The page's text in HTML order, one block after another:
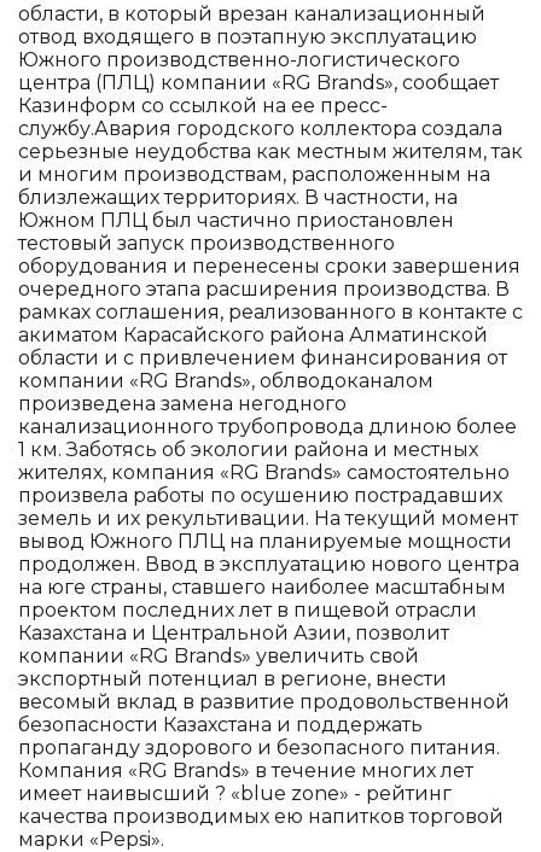
области, в который врезан канализационный
отвод входящего в поэтапную эксплуатацию
Южного производственно-логистического
центра (ПЛЦ) компании «RG Brands», сообщает
Казинформ со ссылкой на ее пресс-
службу.Авария городского коллектора создала
серьезные неудобства как местным жителям, так
и многим производствам, расположенным на
близлежащих территориях. В частности, на
Южном ПЛЦ был частично приостановлен
тестовый запуск производственного
оборудования и перенесены сроки завершения
очередного этапа расширения производства. В
рамках соглашения, реализованного в контакте с
акиматом Карасайского района Алматинской
области и с привлечением финансирования от
компании «RG Brands», облводоканалом
произведена замена негодного
канализационного трубопровода длиною более
1 км. Заботясь об экологии района и местных
жителях, компания «RG Brands» самостоятельно
произвела работы по осушению пострадавших
земель и их рекультивации. На текущий момент
вывод Южного ПЛЦ на планируемые мощности
продолжен. Ввод в эксплуатацию нового центра
на юге страны, ставшего наиболее масштабным
проектом последних лет в пищевой отрасли
Казахстана и Центральной Азии, позволит
компании «RG Brands» увеличить свой
экспортный потенциал в регионе, внести
весомый вклад в развитие продовольственной
безопасности Казахстана и поддержать
пропаганду здорового и безопасного питания.
Компания «RG Brands» в течение многих лет
имеет наивысший ? «blue zone» - рейтинг
качества производимых ею напитков торговой
марки «Pepsi».